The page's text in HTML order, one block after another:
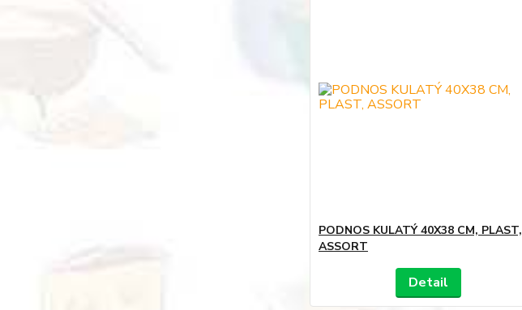
PODNOS KULATÝ 40X38 CM, PLAST,
ASSORT
Detail